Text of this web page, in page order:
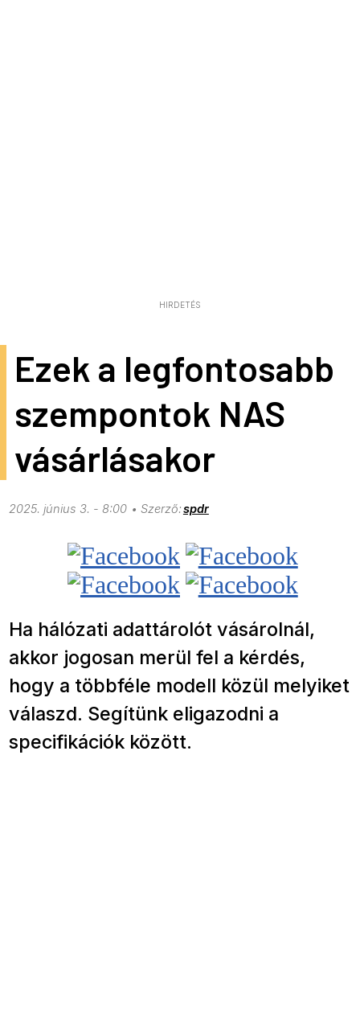
HIRDETÉS
Ezek a legfontosabb
szempontok NAS
vásárlásakor
2025. június 3. - 8:00 spdr
Ha hálózati adattárolót vásárolnál,
akkor jogosan merül fel a kérdés,
hogy a többféle modell közül melyiket
válaszd. Segítünk eligazodni a
specifikációk között.